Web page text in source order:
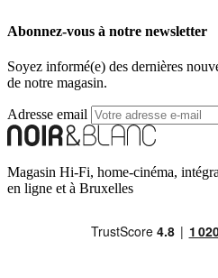
Abonnez-vous à notre newsletter
Soyez informé(e) des dernières
de notre magasin.
Adresse email
Magasin Hi-Fi, home-cinéma,
en ligne et à Bruxelles